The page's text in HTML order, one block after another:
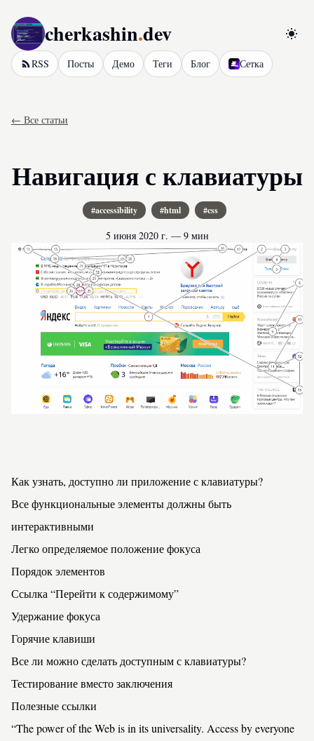
cherkashin.dev
RSS Посты Демо Теги Блог Сетка
← Все статьи
Навигация с клавиатуры
#accessibility #html #css
5 июня 2020 г. — 9 мин
Как узнать, доступно ли приложение с клавиатуры?
Все функциональные элементы должны быть
интерактивными
Легко определяемое положение фокуса
Порядок элементов
Ссылка “Перейти к содержимому”
Удержание фокуса
Горячие клавиши
Все ли можно сделать доступным с клавиатуры?
Тестирование вместо заключения
Полезные ссылки
“The power of the Web is in its universality. Access by everyone